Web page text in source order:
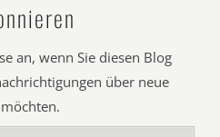
an, wenn Sie diesen Blog
über neue